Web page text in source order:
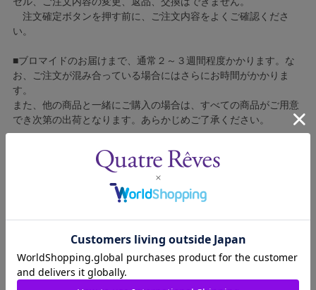
注文確定ボタンを押す前に、ご注文内容をよくご確認くださ
い。
■ブロマイドのお届けまで、通常２～３週間程度かかります。な
お、ご注文が混み合っている場合にはさらにお時間がかかりま
す。
また、他の商品と一緒にご購入の場合は、すべての商品がご用意
でき次第の出荷となります。あらかじめご了承ください。
■コンビニ決済をご利用の場合はご入金確認後の製造となりま
■ブロマイドの個包装はしておりません。
■ブロマイドに不良がございましたら、良品と交換いたしますの
で、お手数ですが弊社カスタマーセンターへご連絡ください。
1608014-005